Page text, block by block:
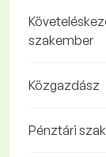
szakember
Közgazdász
Pénztári